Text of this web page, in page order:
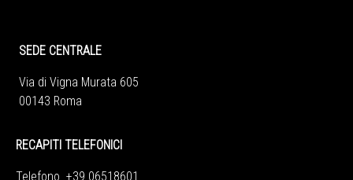
SEDE CENTRALE
Via di Vigna Murata 605
00143 Roma
RECAPITI TELEFONICI
Telefono +39 06518601